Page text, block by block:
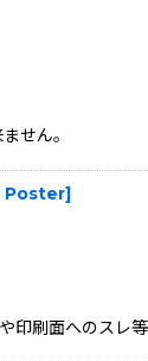
せん。
Poster]
面へのスレ